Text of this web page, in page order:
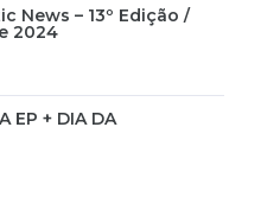
News – 13º Edição /
2024
EP + DIA DA